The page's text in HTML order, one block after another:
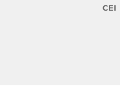
CEI